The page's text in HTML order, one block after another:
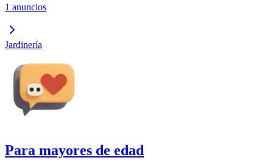
1 anuncios
Jardinería
Para mayores de edad